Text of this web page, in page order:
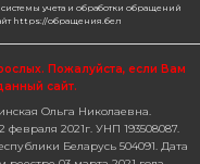
учета и обработки обращений
https://обращения.бел
Пожалуйста, если Вам
сайт.
Ольга Николаевна.
2021г. УНП 193508087.
Беларусь 504091. Дата